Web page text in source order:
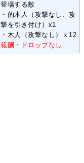
登場する敵
・的木人（攻撃なし、攻
撃を引き付け）x1
・木人（攻撃なし）ｘ12
報酬・ドロップなし